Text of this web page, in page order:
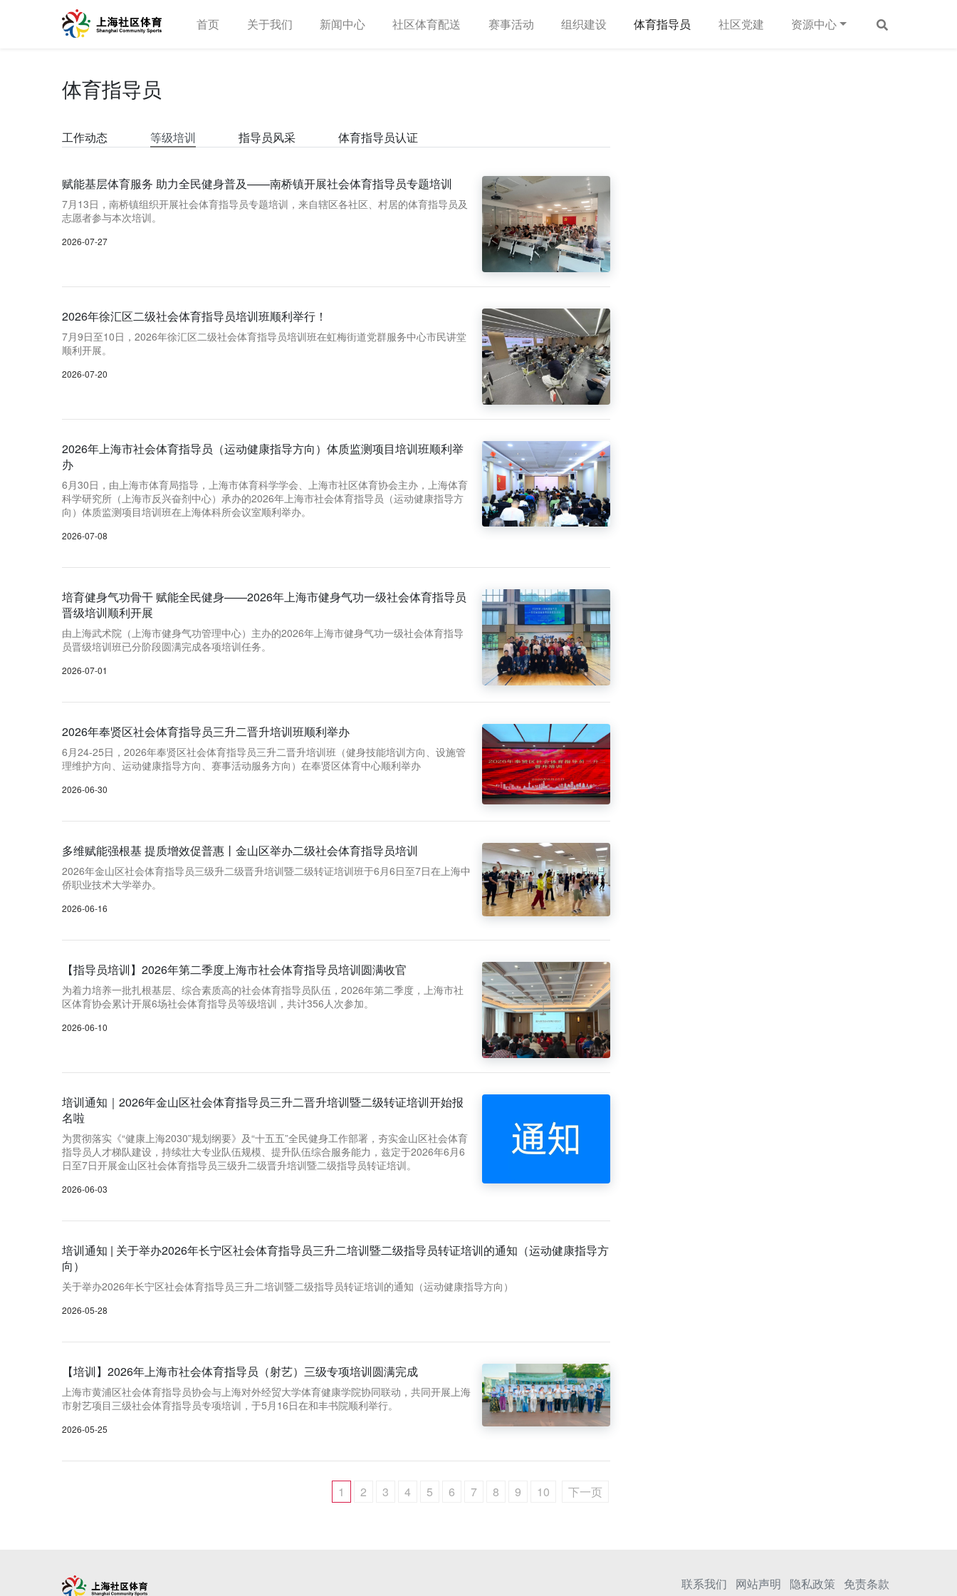
首页 关于我们 新闻中心 社区体育配送 赛事活动 组织建设 体育指导员 社区党建 资源中心
体育指导员
工作动态 等级培训 指导员风采 体育指导员认证
赋能基层体育服务 助力全民健身普及——南桥镇开展社会体育指导员专题培训
7月13日，南桥镇组织开展社会体育指导员专题培训，来自辖区各社区、村居的体育指导员及
志愿者参与本次培训。
2026-07-27
2026年徐汇区二级社会体育指导员培训班顺利举行！
7月9日至10日，2026年徐汇区二级社会体育指导员培训班在虹梅街道党群服务中心市民讲堂
顺利开展。
2026-07-20
2026年上海市社会体育指导员（运动健康指导方向）体质监测项目培训班顺利举
办
6月30日，由上海市体育局指导，上海市体育科学学会、上海市社区体育协会主办，上海体育
科学研究所（上海市反兴奋剂中心）承办的2026年上海市社会体育指导员（运动健康指导方
向）体质监测项目培训班在上海体科所会议室顺利举办。
2026-07-08
培育健身气功骨干 赋能全民健身——2026年上海市健身气功一级社会体育指导员
晋级培训顺利开展
由上海武术院（上海市健身气功管理中心）主办的2026年上海市健身气功一级社会体育指导
员晋级培训班已分阶段圆满完成各项培训任务。
2026-07-01
2026年奉贤区社会体育指导员三升二晋升培训班顺利举办
6月24-25日，2026年奉贤区社会体育指导员三升二晋升培训班（健身技能培训方向、设施管
理维护方向、运动健康指导方向、赛事活动服务方向）在奉贤区体育中心顺利举办
2026-06-30
多维赋能强根基 提质增效促普惠丨金山区举办二级社会体育指导员培训
2026年金山区社会体育指导员三级升二级晋升培训暨二级转证培训班于6月6日至7日在上海中
侨职业技术大学举办。
2026-06-16
【指导员培训】2026年第二季度上海市社会体育指导员培训圆满收官
为着力培养一批扎根基层、综合素质高的社会体育指导员队伍，2026年第二季度，上海市社
区体育协会累计开展6场社会体育指导员等级培训，共计356人次参加。
2026-06-10
培训通知｜2026年金山区社会体育指导员三升二晋升培训暨二级转证培训开始报
名啦
为贯彻落实《“健康上海2030”规划纲要》及“十五五”全民健身工作部署，夯实金山区社会体育
指导员人才梯队建设，持续壮大专业队伍规模、提升队伍综合服务能力，兹定于2026年6月6
日至7日开展金山区社会体育指导员三级升二级晋升培训暨二级指导员转证培训。
2026-06-03
培训通知 | 关于举办2026年长宁区社会体育指导员三升二培训暨二级指导员转证培训的通知（运动健康指导方
向）
关于举办2026年长宁区社会体育指导员三升二培训暨二级指导员转证培训的通知（运动健康指导方向）
2026-05-28
【培训】2026年上海市社会体育指导员（射艺）三级专项培训圆满完成
上海市黄浦区社会体育指导员协会与上海对外经贸大学体育健康学院协同联动，共同开展上海
市射艺项目三级社会体育指导员专项培训，于5月16日在和丰书院顺利举行。
2026-05-25
1 2 3 4 5 6 7 8 9 10 下一页
联系我们 网站声明 隐私政策 免责条款